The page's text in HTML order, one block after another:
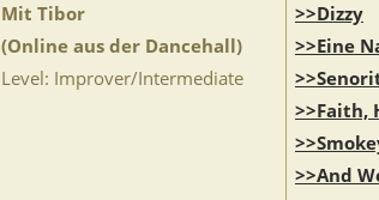
Mit Tibor
(Online aus der Dancehall)
Level: Improver/Intermediate
>>Dizzy
>>Eine
>>Faith,
>>And